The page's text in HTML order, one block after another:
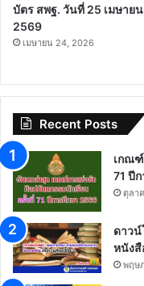
บัตร สพฐ. วันที่ 25 เมษายน
2569
เมษายน 24, 2026
Recent Posts
เกณ
71 ปี
ตุลา
ดาว
หนังสื
พฤษ